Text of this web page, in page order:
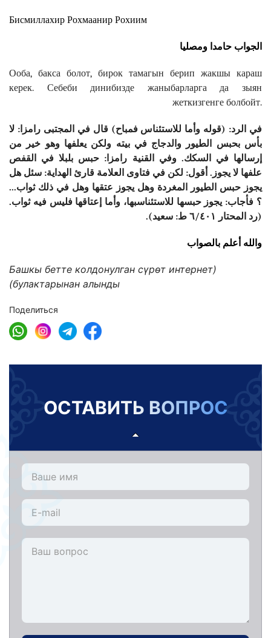
Бисмиллахир Рохмаанир Рохиим
الجواب حامدا ومصليا
Ооба, бакса болот, бирок тамагын берип жакшы караш
керек. Себеби динибизде жаныбарларга да зыян
жеткизгенге болбойт.
في الرد: (قوله وأما للاستئناس فمباح) قال في المجتبى رامزا: لا
بأس بحبس الطيور والدجاج في بيته ولكن يعلفها وهو خير من
إرسالها في السكك. وفي القنية رامزا: حبس بلبلا في القفص
علفها لا يجوز. أقول: لكن في فتاوى العلامة قارئ الهداية: سئل هل
يجوز حبس الطيور المغردة وهل يجوز عتقها وهل في ذلك ثواب...
؟ فأجاب: يجوز حبسها للاستئناسبها، وأما إعتاقها فليس فيه ثواب.
(رد المحتار ٦/٤٠١ ط: سعيد).
والله أعلم بالصواب
(Башкы бетте колдонулган сүрөт интернет
булактарынан алынды)
Поделиться
ОСТАВИТЬ ВОПРОС